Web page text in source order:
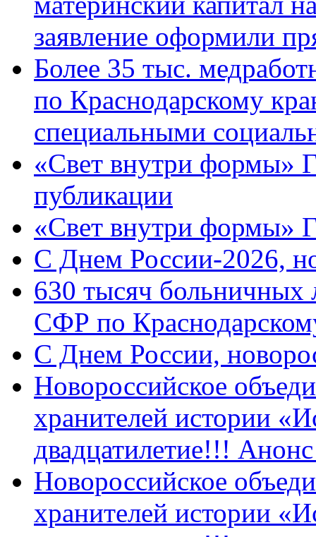
заявление оформили
Более 35 тыс.
по Краснодарскому
специальными
«Свет внутри формы»
публикации
«Свет внутри формы»
C Днем России-2026,
630 тысяч больничных
СФР по
C Днем России,
Новороссийское
хранителей истории
двадцатилетие!!!
Новороссийское
хранителей истории